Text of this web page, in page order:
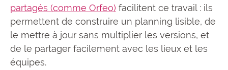
partagés (comme Orfeo) facilitent ce travail : ils
permettent de construire un planning lisible, de
le mettre à jour sans multiplier les versions, et
de le partager facilement avec les lieux et les
équipes.